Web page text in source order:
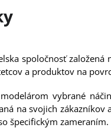
spoločnosť
a produktov na
vybrané
na svojich
špecifickým zameraním.